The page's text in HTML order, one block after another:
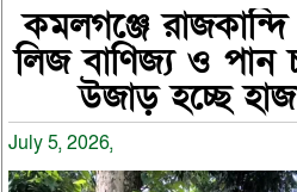
কমলগঞ্জে
লিজ বাণিজ্য ও পান
উজাড় হচ্ছে
July 5, 2026,